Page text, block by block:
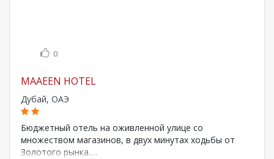
0
MAAEEN HOTEL
Дубай, ОАЭ
Бюджетный отель на оживленной улице со
множеством магазинов, в двух минутах ходьбы от
Золотого рынка.…